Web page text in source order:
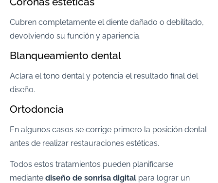
Cubren completamente el diente dañado o debilitado,
devolviendo su función y apariencia.
Blanqueamiento dental
Aclara el tono dental y potencia el resultado final del
diseño.
Ortodoncia
En algunos casos se corrige primero la posición dental
antes de realizar restauraciones estéticas.
Todos estos tratamientos pueden planificarse
mediante diseño de sonrisa digital para lograr un